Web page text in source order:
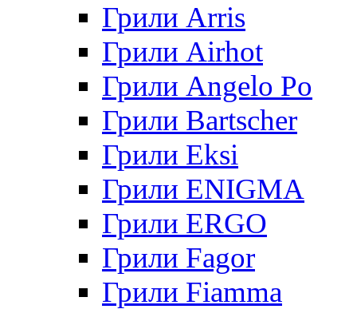
Грили Arris
Грили Airhot
Грили Angelo Po
Грили Bartscher
Грили Eksi
Грили ENIGMA
Грили ERGO
Грили Fagor
Грили Fiamma